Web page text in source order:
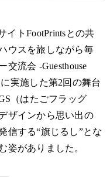
イトFootPrintsとの共
ウスを旅しながら毎
交流会 -Guesthouse
実施した第2回の舞台
（はたごフラッグ
ザインから思い出の
信する“旗じるし”とな
姿がありました。